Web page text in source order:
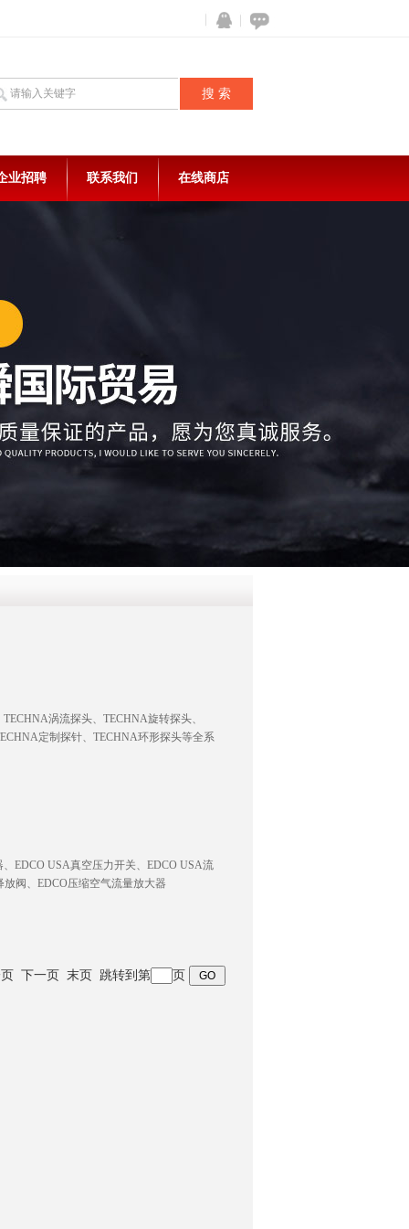
业招聘 联系我们 在线商店
涡流探头、TECHNA旋转探头、
定制探针、TECHNA环形探头等全系
EDCO USA真空压力开关、EDCO USA流
阀、EDCO压缩空气流量放大器
下一页 末页 跳转到第 页